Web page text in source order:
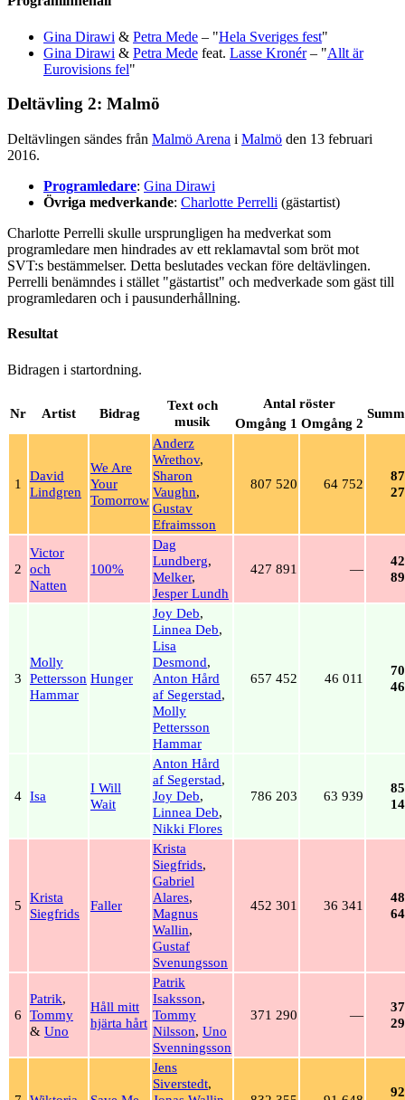
Gina Dirawi & Petra Mede – "Hela Sveriges fest"
Gina Dirawi & Petra Mede feat. Lasse Kronér– "Allt är
Eurovisions fel"
Deltävling 2: Malmö
Deltävlingen sändes från Malmö Arena i Malmö den 13 februari
2016.
Programledare: Gina Dirawi
Övriga medverkande: Charlotte Perrelli (gästartist)
Charlotte Perrelli skulle ursprungligen ha medverkat som
programledare men hindrades av ett reklamavtal som bröt mot
SVT:s bestämmelser. Detta beslutades veckan före deltävlingen.
Perrelli benämndes i stället "gästartist" och medverkade som gäst till
programledaren och i pausunderhållning.
Resultat
Bidragen i startordning.
Nr Artist Bidrag
Text och
musik
Antal röster
Omgång 1 Omgång 2
1
David
Lindgren
We Are
Your
Tomorrow
Anderz
Wrethov,
Sharon
Vaughn,
Gustav
Efraimsson
807 520 64 752
2
Victor
och
Natten
100%
Dag
Lundberg,
Melker,
Jesper Lundh
427 891 —
3
Molly
Pettersson
Hammar
Hunger
Joy Deb,
Linnea Deb,
Lisa
Desmond,
Anton Hård
af Segerstad,
Molly
Pettersson
Hammar
657 452 46 011
4 Isa
I Will
Wait
Anton Hård
af Segerstad,
Joy Deb,
Linnea Deb,
Nikki Flores
786 203 63 939
5
Krista
Siegfrids
Faller
Krista
Siegfrids,
Gabriel
Alares,
Magnus
Wallin,
Gustaf
Svenungsson
452 301 36 341
6
Patrik,
Tommy
& Uno
Håll mitt
hjärta hårt
Patrik
Isaksson,
Tommy
Nilsson, Uno
Svenningsson
371 290 —
Jens
Siverstedt,